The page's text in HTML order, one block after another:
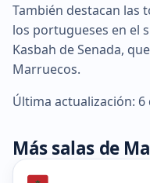
También destacan las
los portugueses en el
Kasbah de Senada,
Marruecos.
Última actualización:
Más salas de